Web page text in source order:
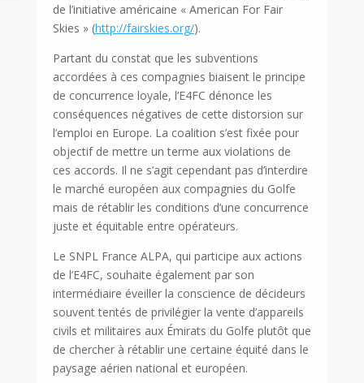
de l’initiative américaine « American For Fair
Skies » (http://fairskies.org/).
Partant du constat que les subventions
accordées à ces compagnies biaisent le principe
de concurrence loyale, l’E4FC dénonce les
conséquences négatives de cette distorsion sur
l’emploi en Europe. La coalition s’est fixée pour
objectif de mettre un terme aux violations de
ces accords. Il ne s’agit cependant pas d’interdire
le marché européen aux compagnies du Golfe
mais de rétablir les conditions d’une concurrence
juste et équitable entre opérateurs.
Le SNPL France ALPA, qui participe aux actions
de l’E4FC, souhaite également par son
intermédiaire éveiller la conscience de décideurs
souvent tentés de privilégier la vente d’appareils
civils et militaires aux Émirats du Golfe plutôt que
de chercher à rétablir une certaine équité dans le
paysage aérien national et européen.